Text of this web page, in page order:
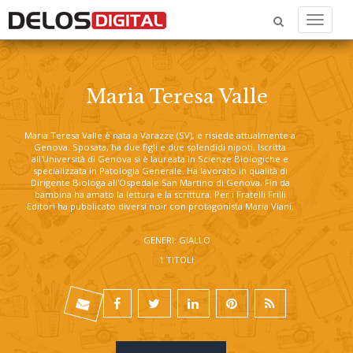
Menu
Maria Teresa Valle
Maria Teresa Valle è nata a Varazze (SV), e risiede attualmente a
Genova. Sposata, ha due figli e due splendidi nipoti. Iscritta
all'Università di Genova si è laureata in Scienze Biologiche e
specializzata in Patologia Generale. Ha lavorato in qualità di
Dirigente Biologa all'Ospedale San Martino di Genova. Fin da
bambina ha amato la lettura e la scrittura. Per i Fratelli Frilli
Editori ha pubblicato diversi noir con protagonista Maria Viani.
GENERI: GIALLO
1 TITOLI